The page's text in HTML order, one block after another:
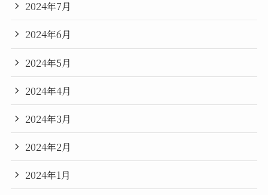
2024年7月
2024年6月
2024年5月
2024年4月
2024年3月
2024年2月
2024年1月